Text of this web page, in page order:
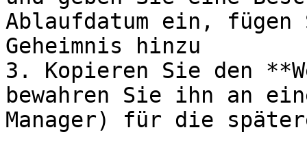
Ablaufdatum ein, fügen
Geheimnis hinzu
3. Kopieren Sie den
bewahren Sie ihn an
Manager) für die